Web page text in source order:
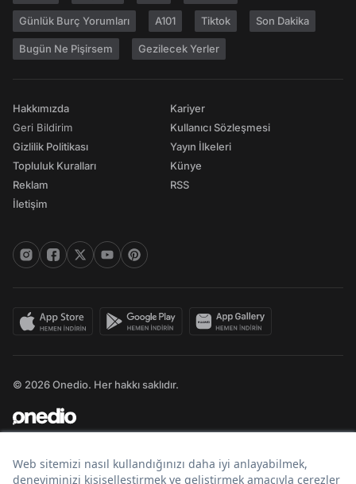
Günlük Burç Yorumları A101 Tiktok Son Dakika
Bugün Ne Pişirsem Gezilecek Yerler
Hakkımızda
Geri Bildirim
Gizlilik Politikası
Topluluk Kuralları
Reklam
İletişim
Kariyer
Kullanıcı Sözleşmesi
Yayın İlkeleri
Künye
RSS
© 2026 Onedio. Her hakkı saklıdır.
Bir markasıdır.